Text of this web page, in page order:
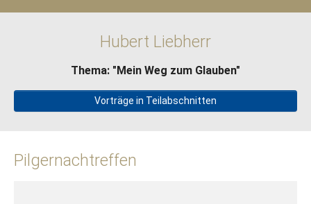
Hubert Liebherr
Thema: "Mein Weg zum Glauben"
Vorträge in Teilabschnitten
Pilgernachtreffen